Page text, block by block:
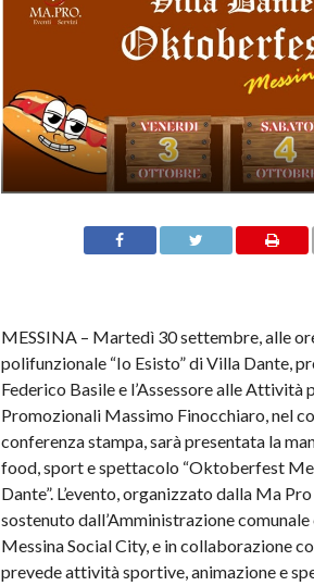
MESSINA – Martedì 30 settembre, alle
polifunzionale “Io Esisto” di Villa Dante,
Federico Basile e l’Assessore alle Attività
Promozionali Massimo Finocchiaro, nel
conferenza stampa, sarà presentata la
food, sport e spettacolo “Oktoberfest
Dante”. L’evento, organizzato dalla Ma
sostenuto dall’Amministrazione comunale
Messina Social City, e in collaborazione
prevede attività sportive, animazione e